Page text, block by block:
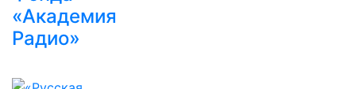
«Академия
Радио»